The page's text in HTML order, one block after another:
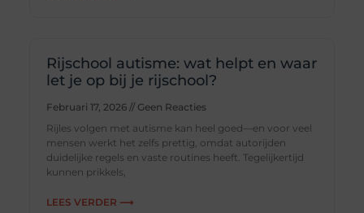
Rijschool autisme: wat helpt en waar
let je op bij je rijschool?
Februari 17, 2026
Geen Reacties
Rijles volgen met autisme kan heel goed—en voor veel
mensen werkt het zelfs prettig, omdat autorijden
duidelijke regels en vaste routines heeft. Tegelijkertijd
kunnen prikkels,
LEES VERDER ⟶